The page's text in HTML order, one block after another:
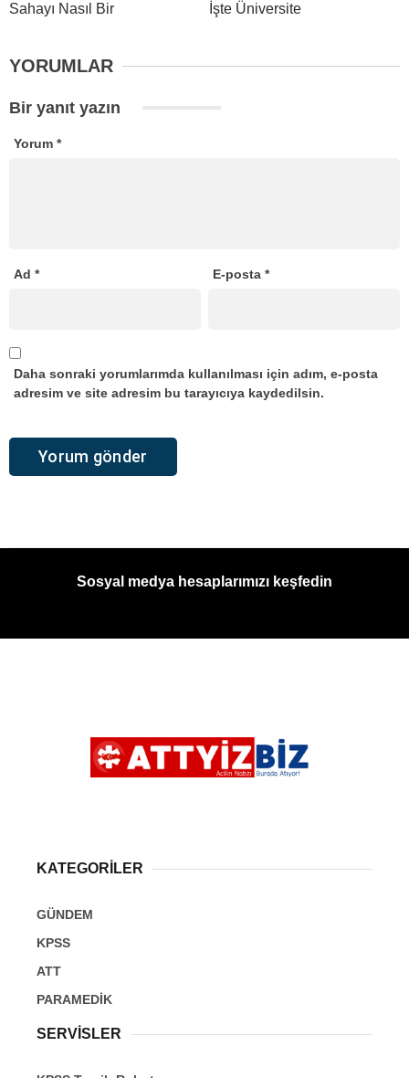
Sahayı Nasıl Bir
İşte Üniversite
YORUMLAR
Bir yanıt yazın
Yorum *
Ad * E-posta*
Daha sonraki yorumlarımda kullanılması için adım, e-posta
adresim ve site adresim bu tarayıcıya kaydedilsin.
Sosyal medya hesaplarımızı keşfedin
KATEGORİLER
GÜNDEM
KPSS
ATT
PARAMEDİK
SERVİSLER